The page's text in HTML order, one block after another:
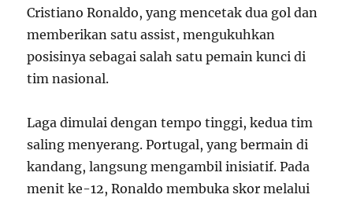
Cristiano Ronaldo, yang mencetak dua gol dan
memberikan satu assist, mengukuhkan
posisinya sebagai salah satu pemain kunci di
tim nasional.
Laga dimulai dengan tempo tinggi, kedua tim
saling menyerang. Portugal, yang bermain di
kandang, langsung mengambil inisiatif. Pada
menit ke-12, Ronaldo membuka skor melalui